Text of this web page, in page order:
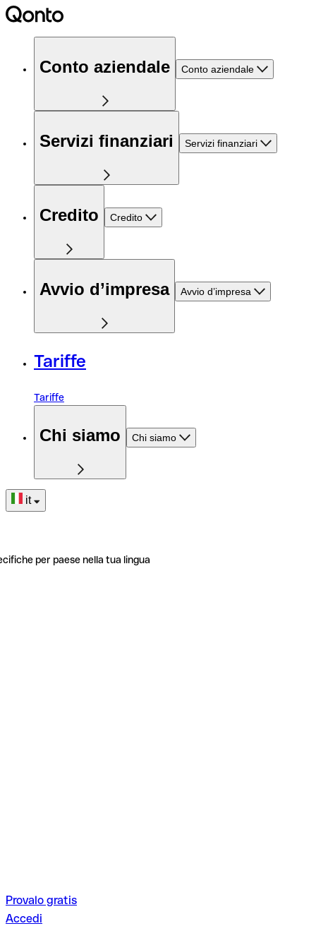
Conto aziendale Conto aziendale
Servizi finanziari Servizi finanziari
Credito Credito
Avvio d’impresa Avvio d’impresa
Tariffe
Tariffe
Chi siamo Chi siamo
it
per paese nella tua lingua
Provalo gratis
Accedi